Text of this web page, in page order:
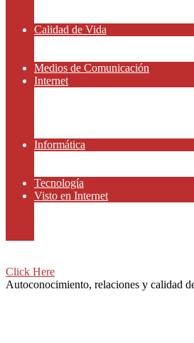
Calidad de Vida
Medios de Comunicación
Internet
Informática
Tecnología
Visto en Internet
Click Here
Autoconocimiento, relaciones y calidad